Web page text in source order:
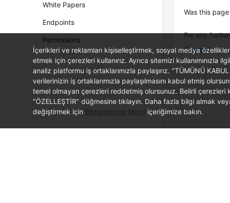
White Papers
Endpoints
Permissions
Was this
For any
Chatbot
İçerikleri ve reklamları kişiselleştirmek, sosyal medya
etmek için çerezleri kullanırız. Ayrıca sitemizi
analiz platformu iş ortaklarımızla paylaşırız. "TÜMÜNÜ
verilerinizin iş ortaklarımızla paylaşılmasını kabul etmiş
temel olmayan çerezleri reddetmiş olursunuz. Belirli
"ÖZELLEŞTİR" düğmesine tıklayın. Daha fazla bilgi almak
değiştirmek için Bilgilendirme Metni içeriğimize bakın.